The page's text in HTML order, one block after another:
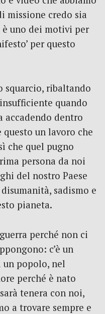
missione credo sia
uno dei motivi per
per questo
squarcio, ribaltando
quando
accadendo dentro
questo un lavoro che
che quel pugno
persona da noi
del nostro Paese
sadismo e
pianeta.
perché non ci
c’è un
un popolo, nel
perché è nato
tenera con noi,
a trovare sempre e